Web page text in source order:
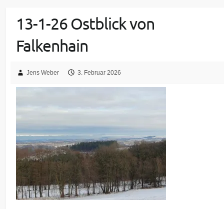
13-1-26 Ostblick von
Falkenhain
Jens Weber 3. Februar 2026